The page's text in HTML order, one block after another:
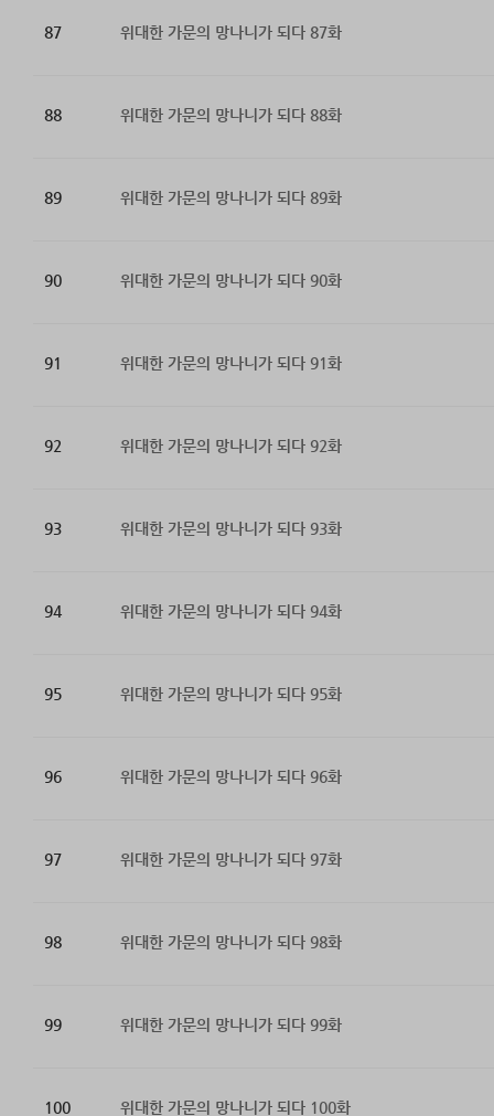
87 위대한 가문의 망나니가 되다 87화
88 위대한 가문의 망나니가 되다 88화
89 위대한 가문의 망나니가 되다 89화
90 위대한 가문의 망나니가 되다 90화
91 위대한 가문의 망나니가 되다 91화
92 위대한 가문의 망나니가 되다 92화
93 위대한 가문의 망나니가 되다 93화
94 위대한 가문의 망나니가 되다 94화
95 위대한 가문의 망나니가 되다 95화
96 위대한 가문의 망나니가 되다 96화
97 위대한 가문의 망나니가 되다 97화
98 위대한 가문의 망나니가 되다 98화
99 위대한 가문의 망나니가 되다 99화
100 위대한 가문의 망나니가 되다 100화